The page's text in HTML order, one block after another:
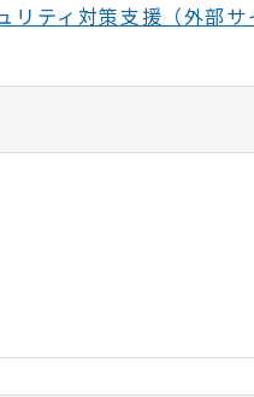
ティ対策支援（外部サ